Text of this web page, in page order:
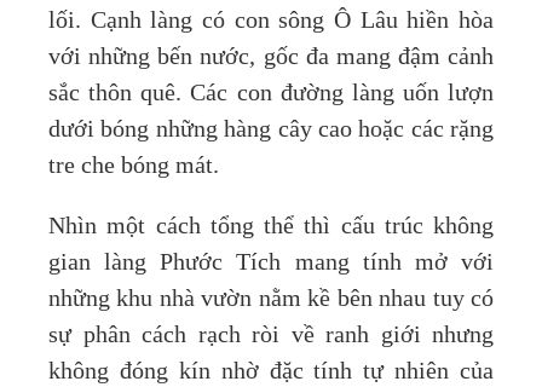
lối. Cạnh làng có con sông Ô Lâu hiền hòa
với những bến nước, gốc đa mang đậm cảnh
sắc thôn quê. Các con đường làng uốn lượn
dưới bóng những hàng cây cao hoặc các rặng
tre che bóng mát.
Nhìn một cách tổng thể thì cấu trúc không
gian làng Phước Tích mang tính mở với
những khu nhà vườn nằm kề bên nhau tuy có
sự phân cách rạch ròi về ranh giới nhưng
không đóng kín nhờ đặc tính tự nhiên của